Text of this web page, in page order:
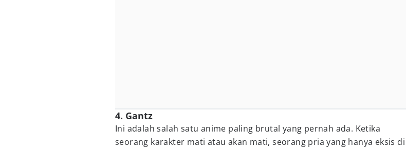
4. Gantz
Ini adalah salah satu anime paling brutal yang pernah ada. Ketika
seorang karakter mati atau akan mati, seorang pria yang hanya eksis di